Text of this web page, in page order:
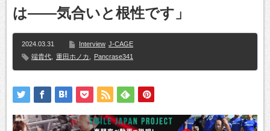
は――気合いと根性です」
2024.03.31 Interview J-CAGE
端貴代
重田ホノカ Pancrase341